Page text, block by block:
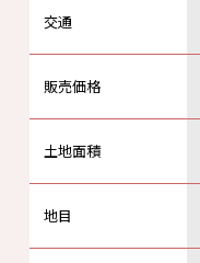
交通
販売価格
土地面積
地目